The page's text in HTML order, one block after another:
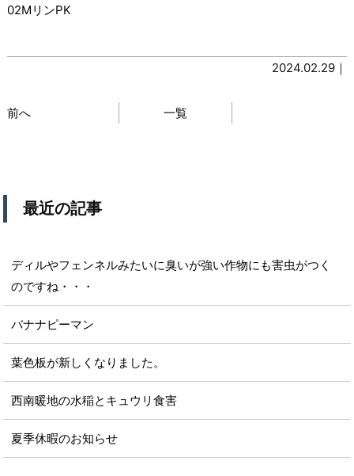
02MリンPK
2024.02.29｜
前へ 一覧
最近の記事
ディルやフェンネルみたいに臭いが強い作物にも害虫がつく
のですね・・・
バナナピーマン
葉色板が新しくなりました。
西南暖地の水稲とキュウリ食害
夏季休暇のお知らせ